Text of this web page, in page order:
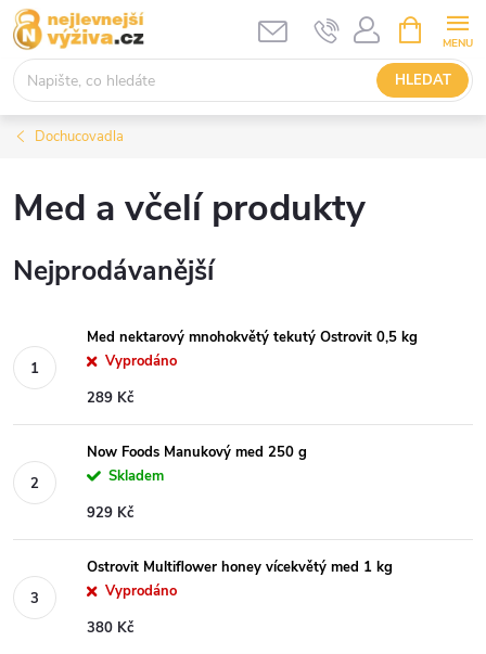
Přejít
na
obsah
HLEDAT
NÁKUPNÍ
KOŠÍK
Dochucovadla
Med a včelí produkty
Nejprodávanější
Med nektarový mnohokvětý tekutý Ostrovit 0,5 kg
Vyprodáno
289 Kč
Now Foods Manukový med 250 g
Skladem
929 Kč
Ostrovit Multiflower honey vícekvětý med 1 kg
Vyprodáno
380 Kč